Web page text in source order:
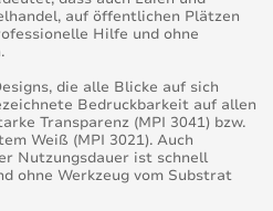
auf öffentlichen Plätzen
Hilfe und ohne
die alle Blicke auf sich
Bedruckbarkeit auf allen
Transparenz (MPI 3041) bzw.
Weiß (MPI 3021). Auch
Nutzungsdauer ist schnell
ohne Werkzeug vom Substrat